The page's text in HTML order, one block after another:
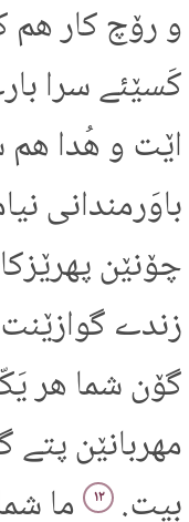
و رۆچ کار هم
کَسێئے سرا
اێت و هُدا هم
باوَرمندانی
چۆنێن
زندے
گۆن شما هر
مهربانێن
بیت.
۱۲ ما